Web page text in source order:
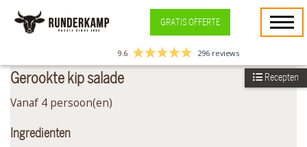
GRATIS OFFERTE
9.6 296 reviews
Gerookte kip salade
Vanaf 4 persoon(en)
Ingredienten
Recepten